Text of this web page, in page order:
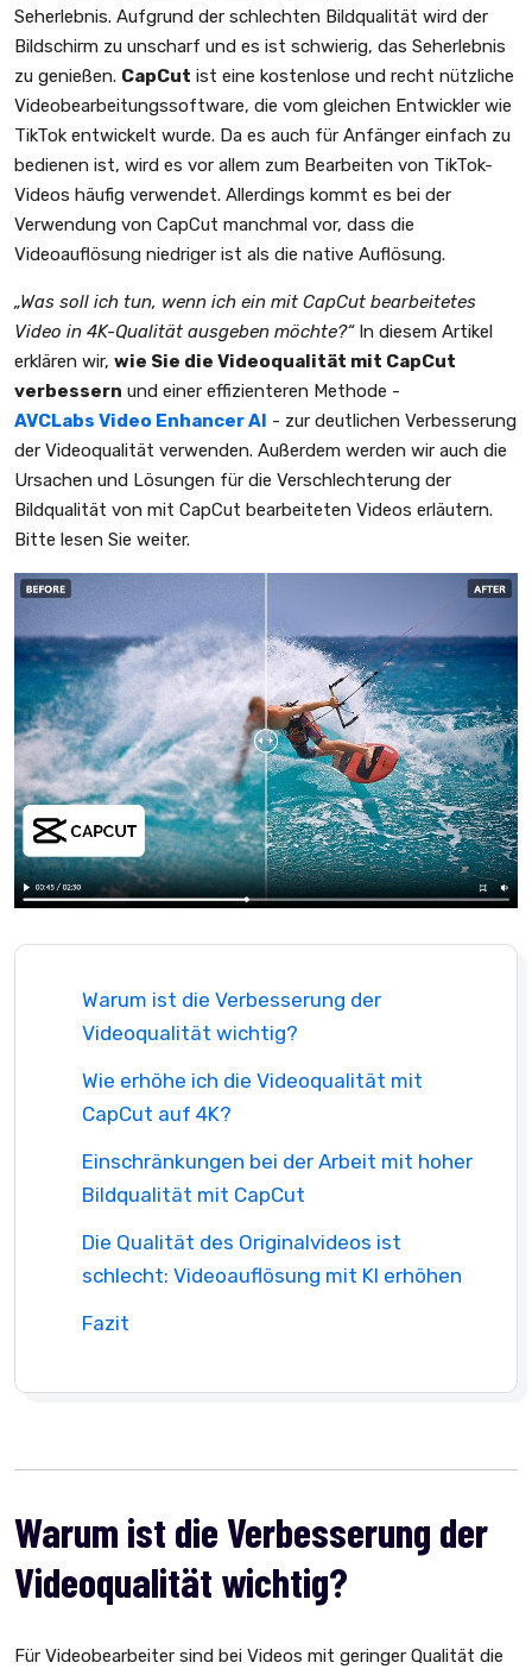
Seherlebnis. Aufgrund der schlechten Bildqualität wird der
Bildschirm zu unscharf und es ist schwierig, das Seherlebnis
zu genießen. CapCut ist eine kostenlose und recht nützliche
Videobearbeitungssoftware, die vom gleichen Entwickler wie
TikTok entwickelt wurde. Da es auch für Anfänger einfach zu
bedienen ist, wird es vor allem zum Bearbeiten von TikTok-
Videos häufig verwendet. Allerdings kommt es bei der
Verwendung von CapCut manchmal vor, dass die
Videoauflösung niedriger ist als die native Auflösung.
„Was soll ich tun, wenn ich ein mit CapCut bearbeitetes
Video in 4K-Qualität ausgeben möchte?“In diesem Artikel
erklären wir, wie Sie die Videoqualität mit CapCut
verbessern und einer effizienteren Methode -
AVCLabs Video Enhancer AI - zur deutlichen Verbesserung
der Videoqualität verwenden. Außerdem werden wir auch die
Ursachen und Lösungen für die Verschlechterung der
Bildqualität von mit CapCut bearbeiteten Videos erläutern.
Bitte lesen Sie weiter.
Warum ist die Verbesserung der
Videoqualität wichtig?
Wie erhöhe ich die Videoqualität mit
CapCut auf 4K?
Einschränkungen bei der Arbeit mit hoher
Bildqualität mit CapCut
Die Qualität des Originalvideos ist
schlecht: Videoauflösung mit KI erhöhen
Fazit
Warum ist die Verbesserung der
Videoqualität wichtig?
Für Videobearbeiter sind bei Videos mit geringer Qualität die